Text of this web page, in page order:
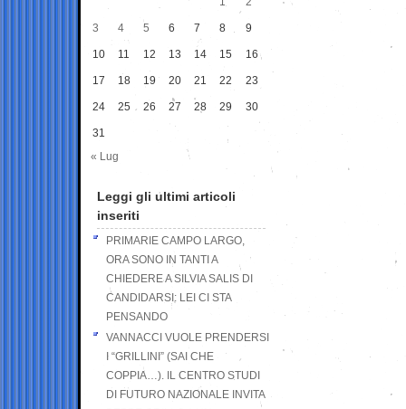
3 4 5 6 7 8 9
10 11 12 13 14 15 16
17 18 19 20 21 22 23
24 25 26 27 28 29 30
31
« Lug
Leggi gli ultimi articoli
inseriti
PRIMARIE CAMPO LARGO,
ORA SONO IN TANTI A
CHIEDERE A SILVIA SALIS DI
CANDIDARSI: LEI CI STA
PENSANDO
VANNACCI VUOLE PRENDERSI
I “GRILLINI” (SAI CHE
COPPIA…). IL CENTRO STUDI
DI FUTURO NAZIONALE INVITA